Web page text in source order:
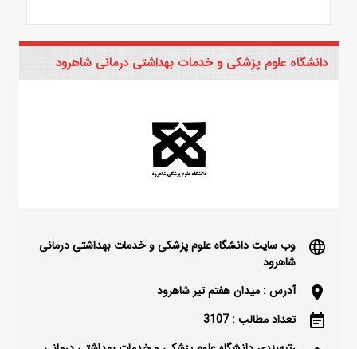
دانشگاه علوم پزشکی و خدمات بهداشتی درمانی شاهرود
language
وب سایت دانشگاه علوم پزشکی و خدمات بهداشتی درمانی
شاهرود
location_on آدرس : میدان هفتم تیر شاهرود
event_note تعداد مطالب : 3107